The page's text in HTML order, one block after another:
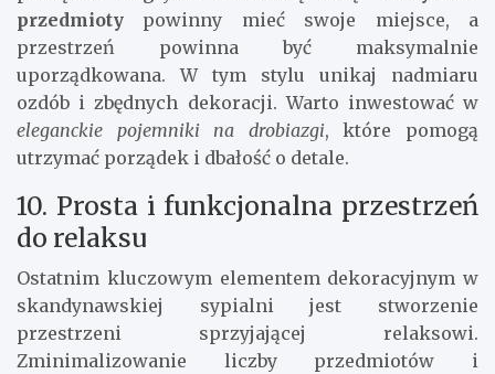
przedmioty powinny mieć swoje miejsce, a
przestrzeń powinna być maksymalnie
uporządkowana. W tym stylu unikaj nadmiaru
ozdób i zbędnych dekoracji. Warto inwestować w
eleganckie pojemniki na drobiazgi, które pomogą
utrzymać porządek i dbałość o detale.
10. Prosta i funkcjonalna przestrzeń
do relaksu
Ostatnim kluczowym elementem dekoracyjnym w
skandynawskiej sypialni jest stworzenie
przestrzeni sprzyjającej relaksowi.
Zminimalizowanie liczby przedmiotów i